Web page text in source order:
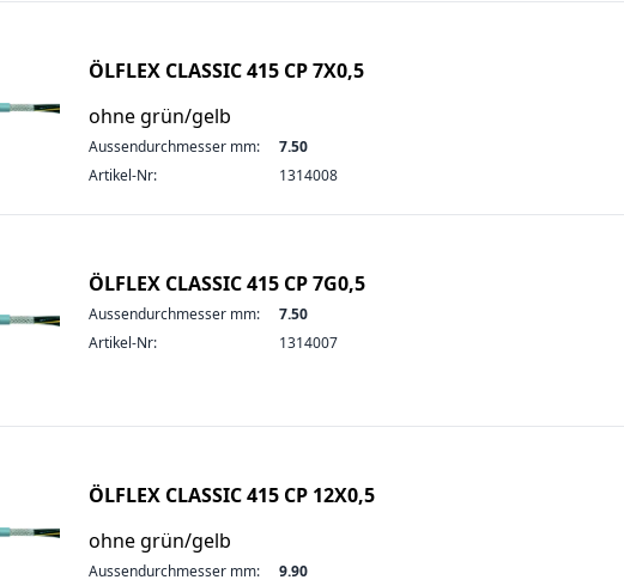
ÖLFLEX CLASSIC 415 CP 7X0,5
ohne grün/gelb
Aussendurchmesser mm:
7.50
Artikel-Nr:
1314008
ÖLFLEX CLASSIC 415 CP 7G0,5
Aussendurchmesser mm:
7.50
Artikel-Nr:
1314007
ÖLFLEX CLASSIC 415 CP 12X0,5
ohne grün/gelb
Aussendurchmesser mm:
9.90